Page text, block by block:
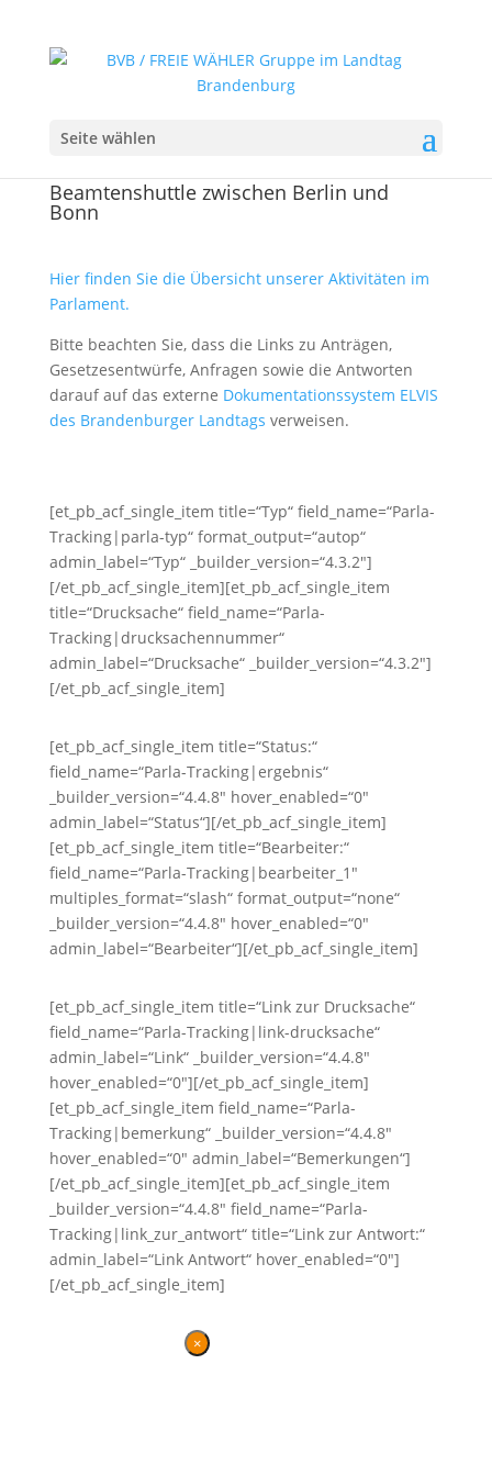
Seite wählen
Beamtenshuttle zwischen Berlin und
Bonn
Hier finden Sie die Übersicht unserer Aktivitäten im
Parlament.
Bitte beachten Sie, dass die Links zu Anträgen,
Gesetzesentwürfe, Anfragen sowie die Antworten
darauf auf das externe Dokumentationssystem ELVIS
des Brandenburger Landtags verweisen.
[et_pb_acf_single_item title=“Typ“ field_name=“Parla-
Tracking|parla-typ“ format_output=“autop“
admin_label=“Typ“ _builder_version=“4.3.2″]
[/et_pb_acf_single_item][et_pb_acf_single_item
title=“Drucksache“ field_name=“Parla-
Tracking|drucksachennummer“
admin_label=“Drucksache“ _builder_version=“4.3.2″]
[/et_pb_acf_single_item]
[et_pb_acf_single_item title=“Status:“
field_name=“Parla-Tracking|ergebnis“
_builder_version=“4.4.8″ hover_enabled=“0″
admin_label=“Status“][/et_pb_acf_single_item]
[et_pb_acf_single_item title=“Bearbeiter:“
field_name=“Parla-Tracking|bearbeiter_1″
multiples_format=“slash“ format_output=“none“
_builder_version=“4.4.8″ hover_enabled=“0″
admin_label=“Bearbeiter“][/et_pb_acf_single_item]
[et_pb_acf_single_item title=“Link zur Drucksache“
field_name=“Parla-Tracking|link-drucksache“
admin_label=“Link“ _builder_version=“4.4.8″
hover_enabled=“0″][/et_pb_acf_single_item]
[et_pb_acf_single_item field_name=“Parla-
Tracking|bemerkung“ _builder_version=“4.4.8″
hover_enabled=“0″ admin_label=“Bemerkungen“]
[/et_pb_acf_single_item][et_pb_acf_single_item
_builder_version=“4.4.8″ field_name=“Parla-
Tracking|link_zur_antwort“ title=“Link zur Antwort:“
admin_label=“Link Antwort“ hover_enabled=“0″]
[/et_pb_acf_single_item]
×